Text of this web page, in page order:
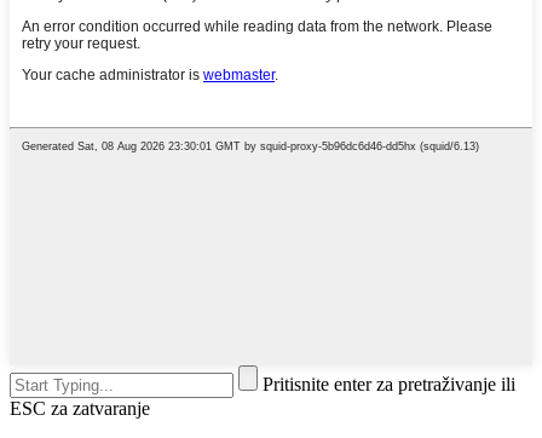
Pritisnite enter za pretraživanje ili
ESC za zatvaranje